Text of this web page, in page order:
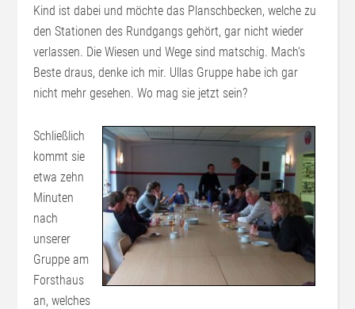
Kind ist dabei und möchte das Planschbecken, welche zu
den Stationen des Rundgangs gehört, gar nicht wieder
verlassen. Die Wiesen und Wege sind matschig. Mach‘s
Beste draus, denke ich mir. Ullas Gruppe habe ich gar
nicht mehr gesehen. Wo mag sie jetzt sein?
Schließlich
kommt sie
etwa zehn
Minuten
nach
unserer
Gruppe am
Forsthaus
an, welches